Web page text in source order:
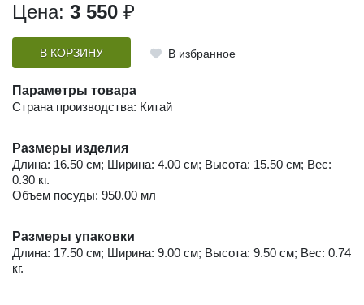
Цена: 3 550 ₽
В КОРЗИНУ В избранное
Параметры товара
Страна производства: Китай
Размеры изделия
Длина: 16.50 см; Ширина: 4.00 см; Высота: 15.50 см; Вес:
0.30 кг.
Объем посуды: 950.00 мл
Размеры упаковки
Длина: 17.50 см; Ширина: 9.00 см; Высота: 9.50 см; Вес: 0.74
кг.